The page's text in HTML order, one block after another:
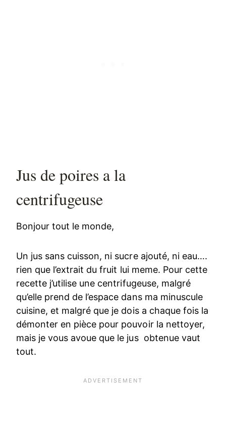
Jus de poires a la
centrifugeuse
Bonjour tout le monde,
Un jus sans cuisson, ni sucre ajouté, ni eau….
rien que l’extrait du fruit lui meme. Pour cette
recette j’utilise une centrifugeuse, malgré
qu’elle prend de l’espace dans ma minuscule
cuisine, et malgré que je dois a chaque fois la
démonter en pièce pour pouvoir la nettoyer,
mais je vous avoue que le jus obtenue vaut
tout.